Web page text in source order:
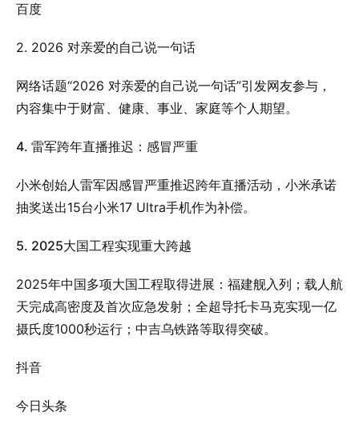
百度
2. 2026 对亲爱的自己说一句话
网络话题“2026 对亲爱的自己说一句话”引发网友参与，
内容集中于财富、健康、事业、家庭等个人期望。
4. 雷军跨年直播推迟：感冒严重
小米创始人雷军因感冒严重推迟跨年直播活动，小米承诺
抽奖送出15台小米17 Ultra手机作为补偿。
5. 2025大国工程实现重大跨越
2025年中国多项大国工程取得进展：福建舰入列；载人航
天完成高密度及首次应急发射；全超导托卡马克实现一亿
摄氏度1000秒运行；中吉乌铁路等取得突破。
抖音
今日头条